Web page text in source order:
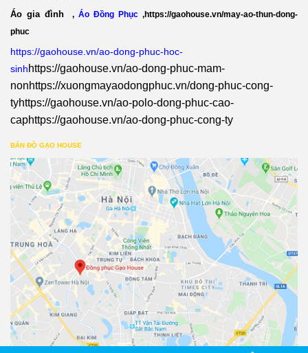
Áo gia đình , Áo Đồng Phục ,https://gaohouse.vn/may-ao-thun-dong-
phuc
https://gaohouse.vn/ao-dong-phuc-hoc-
sinhhttps://gaohouse.vn/ao-dong-phuc-mam-
nonhttps://xuongmayaodongphuc.vn/dong-phuc-cong-
tyhttps://gaohouse.vn/ao-polo-dong-phuc-cao-
caphttps://gaohouse.vn/ao-dong-phuc-cong-ty
BẢN ĐỒ GẠO HOUSE